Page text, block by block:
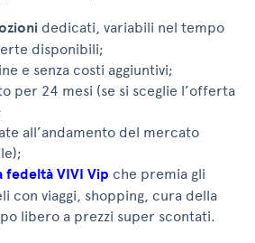
dedicati, variabili nel tempo
disponibili;
e senza costi aggiuntivi;
per 24 mesi (se si sceglie l’offerta
all’andamento del mercato
fedeltà VIVI Vip che premia gli
con viaggi, shopping, cura della
libero a prezzi super scontati.